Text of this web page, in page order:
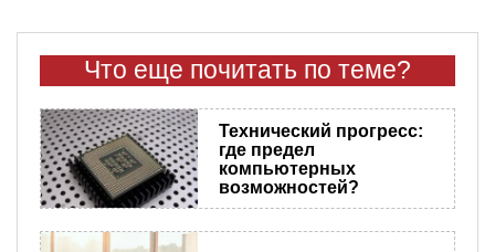
Что еще почитать по теме?
Технический прогресс:
где предел
компьютерных
возможностей?